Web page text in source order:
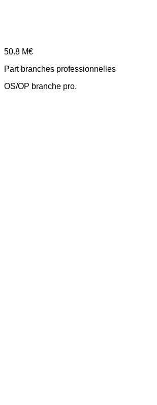
50.8 M€
Part branches professionnelles
OS/OP branche pro.